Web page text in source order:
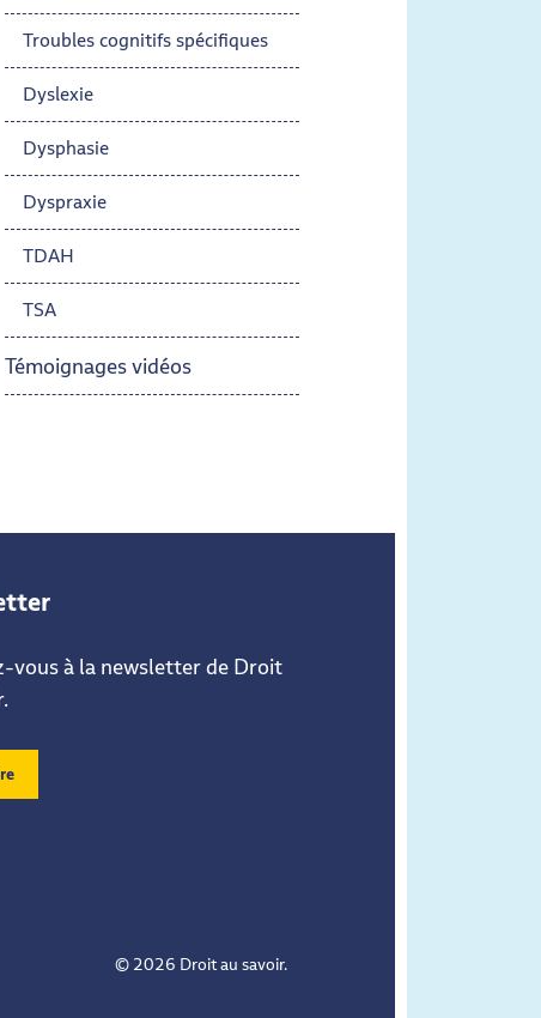
Troubles cognitifs spécifiques
Dyslexie
Dysphasie
Dyspraxie
TDAH
TSA
Témoignages vidéos
vous à la newsletter de Droit
© 2026 Droit au savoir.